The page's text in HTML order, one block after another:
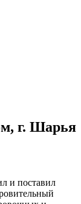
г. Шарья
и поставил